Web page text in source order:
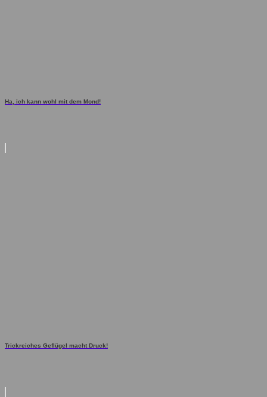
Ha, ich kann wohl mit dem Mond!
Trickreiches Geflügel macht Druck!